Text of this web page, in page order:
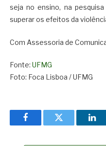
seja no ensino, na
superar os efeitos da
Com Assessoria de
Fonte: UFMG
Foto: Foca Lisboa / UFMG
FacebookTwitter